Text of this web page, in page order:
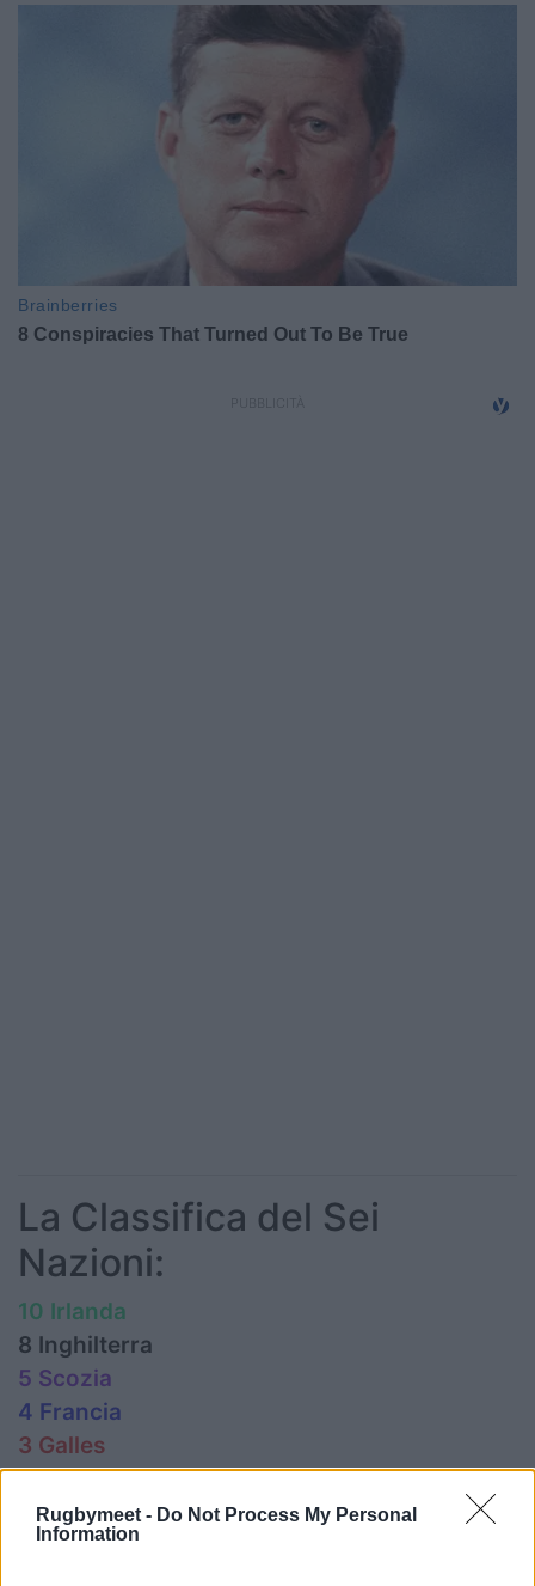
Rugbymeet - Do Not Process My Personal
Information
La Classifica del Sei
Nazioni:
10 Irlanda
8 Inghilterra
5 Scozia
4 Francia
3 Galles
1 Italia